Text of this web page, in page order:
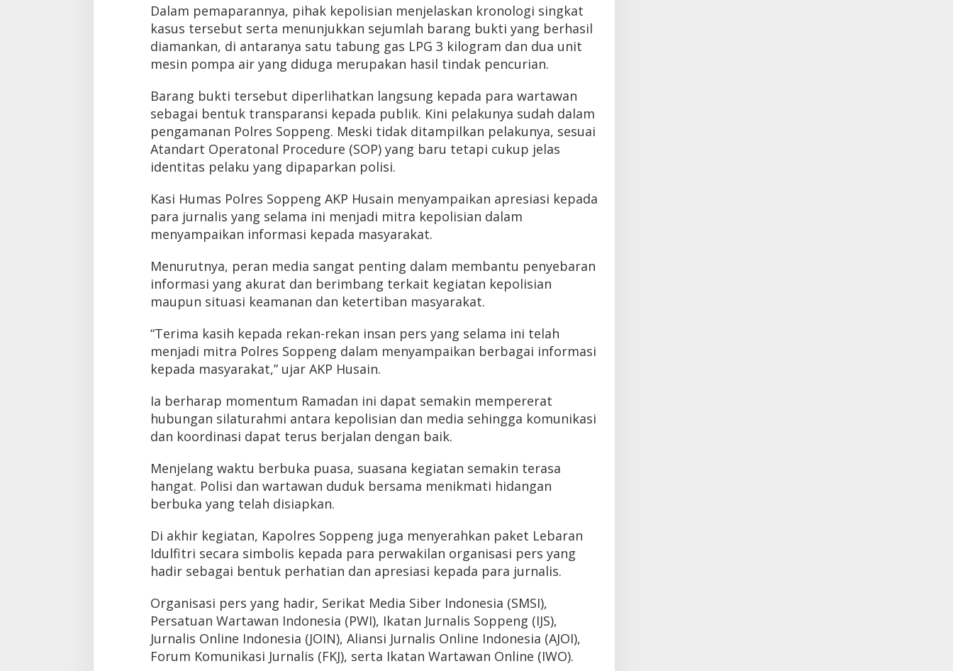
Dalam pemaparannya, pihak kepolisian menjelaskan kronologi singkat
kasus tersebut serta menunjukkan sejumlah barang bukti yang berhasil
diamankan, di antaranya satu tabung gas LPG 3 kilogram dan dua unit
mesin pompa air yang diduga merupakan hasil tindak pencurian.
Barang bukti tersebut diperlihatkan langsung kepada para wartawan
sebagai bentuk transparansi kepada publik. Kini pelakunya sudah dalam
pengamanan Polres Soppeng. Meski tidak ditampilkan pelakunya, sesuai
Atandart Operatonal Procedure (SOP) yang baru tetapi cukup jelas
identitas pelaku yang dipaparkan polisi.
Kasi Humas Polres Soppeng AKP Husain menyampaikan apresiasi kepada
para jurnalis yang selama ini menjadi mitra kepolisian dalam
menyampaikan informasi kepada masyarakat.
Menurutnya, peran media sangat penting dalam membantu penyebaran
informasi yang akurat dan berimbang terkait kegiatan kepolisian
maupun situasi keamanan dan ketertiban masyarakat.
“Terima kasih kepada rekan-rekan insan pers yang selama ini telah
menjadi mitra Polres Soppeng dalam menyampaikan berbagai informasi
kepada masyarakat,” ujar AKP Husain.
Ia berharap momentum Ramadan ini dapat semakin mempererat
hubungan silaturahmi antara kepolisian dan media sehingga komunikasi
dan koordinasi dapat terus berjalan dengan baik.
Menjelang waktu berbuka puasa, suasana kegiatan semakin terasa
hangat. Polisi dan wartawan duduk bersama menikmati hidangan
berbuka yang telah disiapkan.
Di akhir kegiatan, Kapolres Soppeng juga menyerahkan paket Lebaran
Idulfitri secara simbolis kepada para perwakilan organisasi pers yang
hadir sebagai bentuk perhatian dan apresiasi kepada para jurnalis.
Organisasi pers yang hadir, Serikat Media Siber Indonesia (SMSI),
Persatuan Wartawan Indonesia (PWI), Ikatan Jurnalis Soppeng (IJS),
Jurnalis Online Indonesia (JOIN), Aliansi Jurnalis Online Indonesia (AJOI),
Forum Komunikasi Jurnalis (FKJ), serta Ikatan Wartawan Online (IWO).